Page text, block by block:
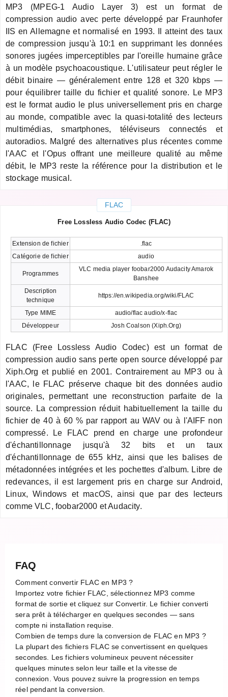
MP3 (MPEG-1 Audio Layer 3) est un format de
compression audio avec perte développé par Fraunhofer
IIS en Allemagne et normalisé en 1993. Il atteint des taux
de compression jusqu'à 10:1 en supprimant les données
sonores jugées imperceptibles par l'oreille humaine grâce
à un modèle psychoacoustique. L'utilisateur peut régler le
débit binaire — généralement entre 128 et 320 kbps —
pour équilibrer taille du fichier et qualité sonore. Le MP3
est le format audio le plus universellement pris en charge
au monde, compatible avec la quasi-totalité des lecteurs
multimédias, smartphones, téléviseurs connectés et
autoradios. Malgré des alternatives plus récentes comme
l'AAC et l'Opus offrant une meilleure qualité au même
débit, le MP3 reste la référence pour la distribution et le
stockage musical.
FLAC
Free Lossless Audio Codec (FLAC)
Extension de fichier
.flac
Catégorie de fichier
audio
Programmes
VLC media player foobar2000 Audacity Amarok
Banshee
Description
technique
https://en.wikipedia.org/wiki/FLAC
Type MIME
audio/flac audio/x-flac
Développeur
Josh Coalson (Xiph.Org)
FLAC (Free Lossless Audio Codec) est un format de
compression audio sans perte open source développé par
Xiph.Org et publié en 2001. Contrairement au MP3 ou à
l'AAC, le FLAC préserve chaque bit des données audio
originales, permettant une reconstruction parfaite de la
source. La compression réduit habituellement la taille du
fichier de 40 à 60 % par rapport au WAV ou à l'AIFF non
compressé. Le FLAC prend en charge une profondeur
d'échantillonnage jusqu'à 32 bits et un taux
d'échantillonnage de 655 kHz, ainsi que les balises de
métadonnées intégrées et les pochettes d'album. Libre de
redevances, il est largement pris en charge sur Android,
Linux, Windows et macOS, ainsi que par des lecteurs
comme VLC, foobar2000 et Audacity.
FAQ
Comment convertir FLAC en MP3 ?
Importez votre fichier FLAC, sélectionnez MP3 comme
format de sortie et cliquez sur Convertir. Le fichier converti
sera prêt à télécharger en quelques secondes — sans
compte ni installation requise.
Combien de temps dure la conversion de FLAC en MP3 ?
La plupart des fichiers FLAC se convertissent en quelques
secondes. Les fichiers volumineux peuvent nécessiter
quelques minutes selon leur taille et la vitesse de
connexion. Vous pouvez suivre la progression en temps
réel pendant la conversion.